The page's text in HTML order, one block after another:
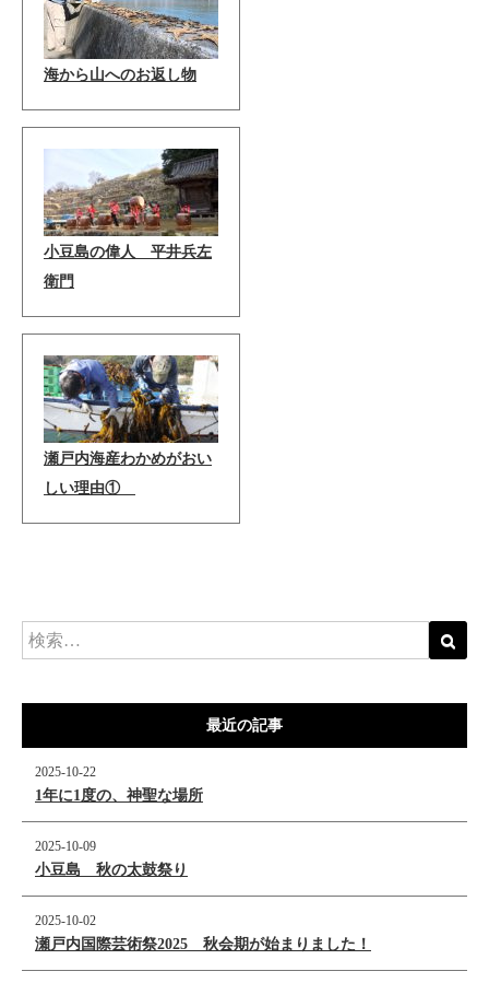
海から山へのお返し物
小豆島の偉人 平井兵左
衛門
瀬戸内海産わかめがおい
しい理由①
最近の記事
2025-10-22
1年に1度の、神聖な場所
2025-10-09
小豆島 秋の太鼓祭り
2025-10-02
瀬戸内国際芸術祭2025 秋会期が始まりました！